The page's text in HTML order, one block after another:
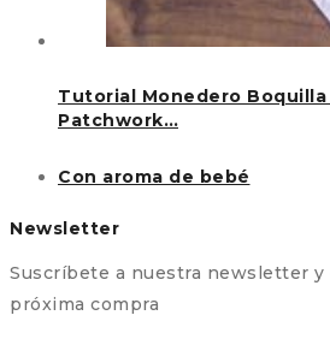
Tutorial Monedero Boquilla
Patchwork…
Con aroma de bebé
Newsletter
Suscríbete a nuestra newsletter y
próxima compra